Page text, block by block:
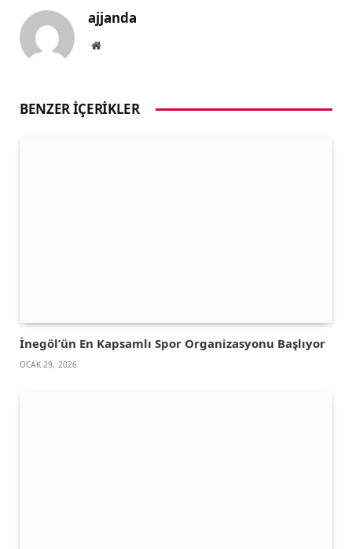
ajjanda
Website
BENZER İÇERIKLER
İnegöl’ün En Kapsamlı Spor Organizasyonu Başlıyor
OCAK 29, 2026